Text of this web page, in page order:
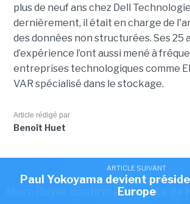
ARTICLE SUIVANT
Romain Passilly prend la
France
ARTICLE SUIVANT
Marc Royer confirmé à la tête de
plus de neuf ans chez Dell
dernièrement, il était en charge de
des données non structurées. Ses 25
d’expérience l’ont aussi mené à
entreprises technologiques comme
VAR spécialisé dans le stockage.
Article rédigé par
Benoît Huet
Cet article vous a plu?
ARTICLE SUIVANT
Paul Yokoyama devient
Europe